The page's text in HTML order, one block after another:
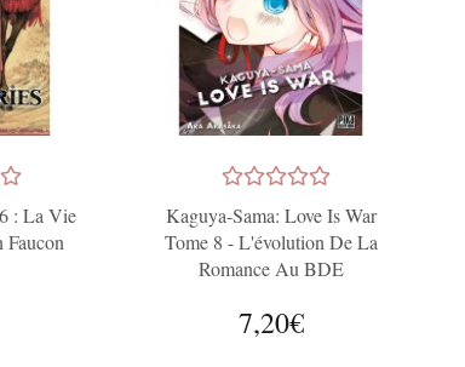
: La Vie
Faucon
Kaguya-Sama: Love Is War
Tome 8 - L'évolution De La
Romance Au BDE
7,20€